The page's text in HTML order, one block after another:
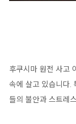
후쿠시마 원전 사고
속에 살고 있습니다.
들의 불안과 스트레